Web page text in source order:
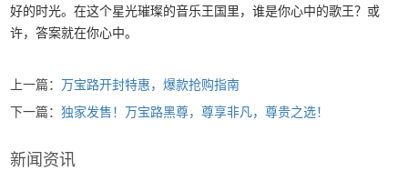
好的时光。在这个星光璀璨的音乐王国里，谁是你心中的歌王？或
许，答案就在你心中。
上一篇：万宝路开封特惠，爆款抢购指南
下一篇：独家发售！万宝路黑尊，尊享非凡，尊贵之选！
新闻资讯